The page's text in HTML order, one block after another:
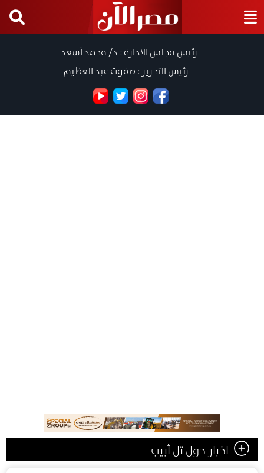
رئيس مجلس الادارة : د/ محمد أسعد
رئيس التحرير : صفوت عبد العظيم
اخبار حول تل أبيب